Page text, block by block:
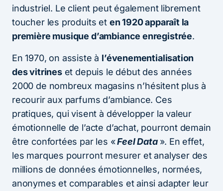
industriel. Le client peut également librement
toucher les produits et en 1920 apparaît la
première musique d’ambiance enregistrée.
En 1970, on assiste à l’évenementialisation
des vitrineset depuis le début des années
2000 de nombreux magasins n’hésitent plus à
recourir aux parfums d’ambiance. Ces
pratiques, qui visent à développer la valeur
émotionnelle de l’acte d’achat, pourront demain
être confortées par les «Feel Data ». En effet,
les marques pourront mesurer et analyser des
millions de données émotionnelles, normées,
anonymes et comparables et ainsi adapter leur